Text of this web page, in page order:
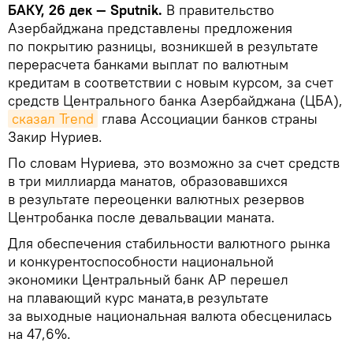
БАКУ, 26 дек — Sputnik. В правительство
Азербайджана представлены предложения
по покрытию разницы, возникшей в результате
перерасчета банками выплат по валютным
кредитам в соответствии с новым курсом, за счет
средств Центрального банка Азербайджана (ЦБА),
сказал Trend глава Ассоциации банков страны
Закир Нуриев.
По словам Нуриева, это возможно за счет средств
в три миллиарда манатов, образовавшихся
в результате переоценки валютных резервов
Центробанка после девальвации маната.
Для обеспечения стабильности валютного рынка
и конкурентоспособности национальной
экономики Центральный банк АР перешел
на плавающий курс маната,в результате
за выходные национальная валюта обесценилась
на 47,6%.